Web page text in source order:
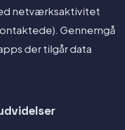
netværksaktivitet
Gennemgå
der tilgår data